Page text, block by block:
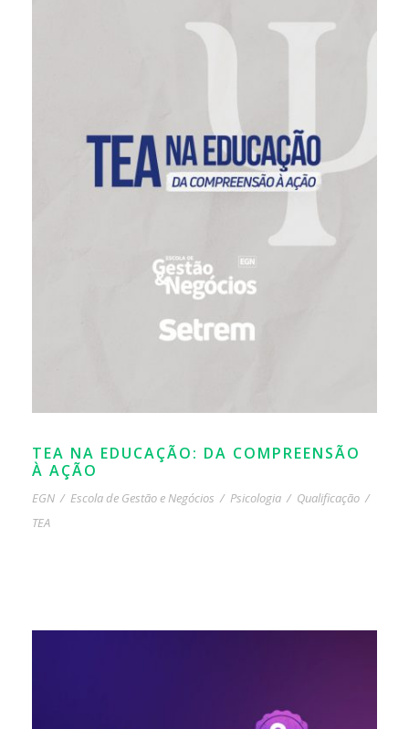
TEA NA EDUCAÇÃO: DA COMPREENSÃO
À AÇÃO
EGN / Escola de Gestão e Negócios / Psicologia / Qualificação /
TEA